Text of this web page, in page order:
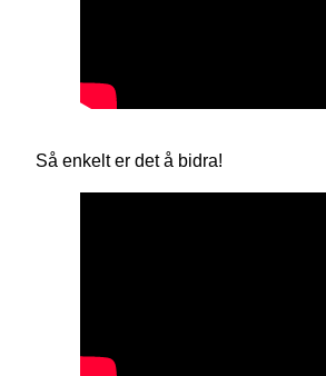
Så enkelt er det å bidra!